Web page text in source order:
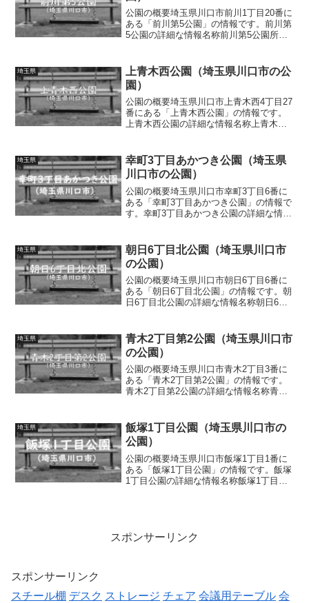
公園の概要埼玉県川口市前川1丁目20番に
ある「前川第5公園」の情報です。前川第
5公園の詳細な情報名称前川第5公園所在
ーソー、砂場、健康遊具、ベンチ、水道
トイレの有無...
埼玉県
上青木西公園（埼玉県川口市の公
園）
公園の概要埼玉県川口市上青木西4丁目27
番にある「上青木西公園」の情報です。
上青木西公園の詳細な情報名称上青木西
複合遊具（滑り台、雲梯、アスレチック
遊具、ロープ遊具...
埼玉県
幸町3丁目あかつき公園（埼玉県
川口市の公園）
公園の概要埼玉県川口市幸町3丁目6番に
ある「幸町3丁目あかつき公園」の情報で
す。幸町3丁目あかつき公園の詳細な情報
区公園施設・遊具滑り台、ブランコ、ス
プリング遊具、...
埼玉県
朝日6丁目北公園（埼玉県川口市
の公園）
公園の概要埼玉県川口市朝日6丁目6番に
ある「朝日6丁目北公園」の情報です。朝
日6丁目北公園の詳細な情報名称朝日6丁
滑り台、スプリング遊具、ロッキング遊
具、ベンチ、水道...
埼玉県
青木2丁目第2公園（埼玉県川口市
の公園）
公園の概要埼玉県川口市青木2丁目3番に
ある「青木2丁目第2公園」の情報です。
青木2丁目第2公園の詳細な情報名称青木2
具滑り台、ブランコ、ロッキング遊具、
ベンチトイレ...
埼玉県
飯塚1丁目公園（埼玉県川口市の
公園）
公園の概要埼玉県川口市飯塚1丁目1番に
ある「飯塚1丁目公園」の情報です。飯塚
1丁目公園の詳細な情報名称飯塚1丁目公
スポンサーリンク
スポンサーリンク
スチール棚 デスク ストレージ チェア 会議用テーブル 会